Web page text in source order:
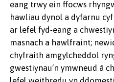
eang trwy ein ffocws
hawliau dynol a dyfarnu
ar lefel fyd-eang a
masnach a hawlfraint;
chyfraith amgylcheddol
gwestiynau’n ymwneud â